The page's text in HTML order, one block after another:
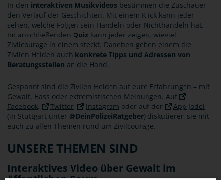
In den interaktiven Musikvideos bestimmen die Zuschauer
den Verlauf der Geschichten. Mit einem Klick kann jeder
sehen, welche Folgen sein Handeln oder Nichthandeln hat.
Im anschließenden Quiz kann jeder zeigen, wieviel
Zivilcourage in einem steckt. Daneben geben einem die
Zivilen Helden auch konkrete Tipps und Adressen von
Beratungsstellen an die Hand.
Gespannt sind die Zivilen Helden auf eure Erfahrungen – mit
Gewalt, Hass oder extremistischen Meinungen. Auf
Facebook, Twitter, Instagram oder auf der
App Jodel
(in Stuttgart unter @DeinPolizeiRatgeber) diskutieren sie mit
euch zu allen Themen rund um Zivilcourage.
UNSERE THEMEN SIND
Interaktives Video über Gewalt im